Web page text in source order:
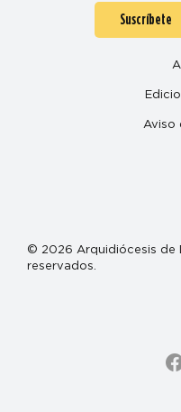
Suscríbete
Aviso
© 2026 Arquidiócesis de
reservados.